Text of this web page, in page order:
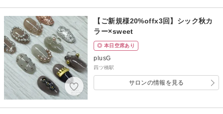
【ご新規様20%offx3回】シック秋カ
ラー×sweet
◎ 本日空席あり
plusG
四ツ橋駅
サロンの情報を見る